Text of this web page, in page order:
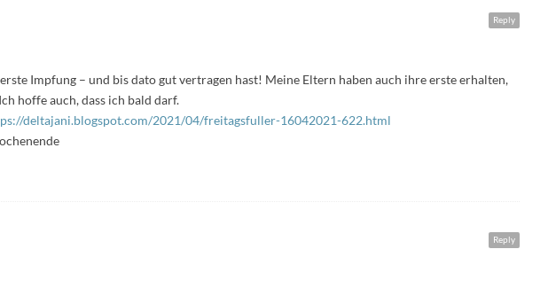
Reply
Impfung – und bis dato gut vertragen hast! Meine Eltern haben auch ihre erste erhalten,
hoffe auch, dass ich bald darf.
deltajani.blogspot.com/2021/04/freitagsfuller-16042021-622.html
Reply